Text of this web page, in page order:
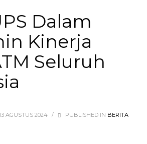
Dalam
Kinerja
Seluruh
AGUSTUS 2024 / PUBLISHED IN BERITA